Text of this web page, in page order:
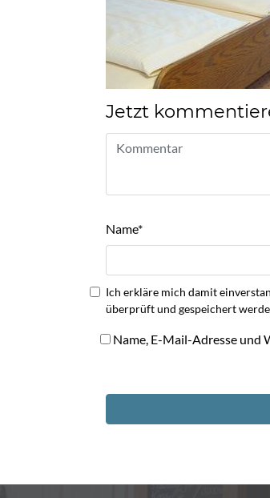
Jetzt
Name*
Ich erkläre mich damit
überprüft und gespeichert
Name, E-Mail-Adresse und